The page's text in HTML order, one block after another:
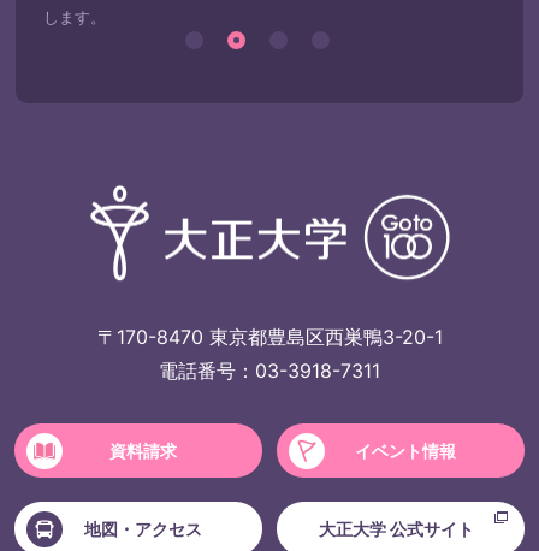
します。
〒170-8470 東京都豊島区西巣鴨3-20-1
電話番号：03-3918-7311
資料請求 イベント情報
地図・アクセス 大正大学 公式サイト